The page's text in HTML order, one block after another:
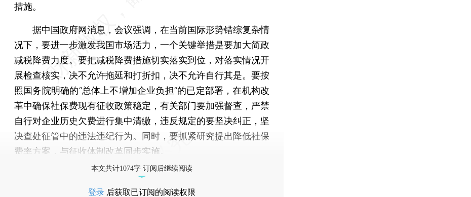
措施。
据中国政府网消息，会议强调，在当前国际形势错综复杂情
况下，要进一步激发我国市场活力，一个关键举措是要加大简政
减税降费力度。要把减税降费措施切实落实到位，对落实情况开
展检查核实，决不允许拖延和打折扣，决不允许自行其是。要按
照国务院明确的“总体上不增加企业负担”的已定部署，在机构改
革中确保社保费现有征收政策稳定，有关部门要加强督查，严禁
自行对企业历史欠费进行集中清缴，违反规定的要坚决纠正，坚
决查处征管中的违法违纪行为。同时，要抓紧研究提出降低社保
费率方案，与征收体制改革同步实施。
本文共计1074字 订阅后继续阅读
登录 后获取已订阅的阅读权限